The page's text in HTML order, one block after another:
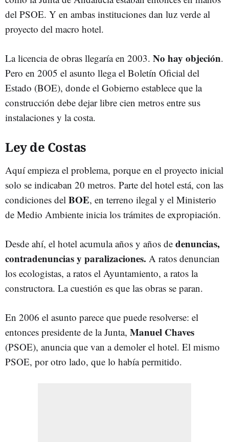
del PSOE. Y en ambas instituciones dan luz verde al
proyecto del macro hotel.
La licencia de obras llegaría en 2003. No hay objeción.
Pero en 2005 el asunto llega el Boletín Oficial del
Estado (BOE), donde el Gobierno establece que la
construcción debe dejar libre cien metros entre sus
instalaciones y la costa.
Ley de Costas
Aquí empieza el problema, porque en el proyecto inicial
solo se indicaban 20 metros. Parte del hotel está, con las
condiciones del BOE, en terreno ilegal y el Ministerio
de Medio Ambiente inicia los trámites de expropiación.
Desde ahí, el hotel acumula años y años de denuncias,
contradenuncias y paralizaciones. A ratos denuncian
los ecologistas, a ratos el Ayuntamiento, a ratos la
constructora. La cuestión es que las obras se paran.
En 2006 el asunto parece que puede resolverse: el
entonces presidente de la Junta, Manuel Chaves
(PSOE), anuncia que van a demoler el hotel. El mismo
PSOE, por otro lado, que lo había permitido.